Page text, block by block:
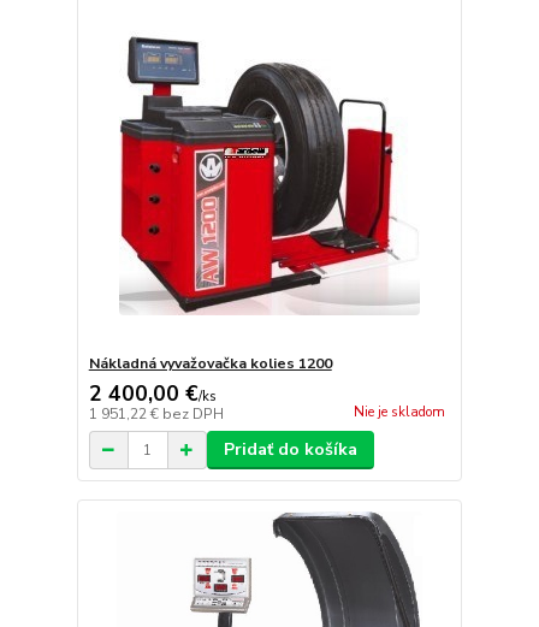
Nákladná vyvažovačka kolies 1200
2 400,00 €/ks
1 951,22 € bez DPH Nie je skladom
Pridať do košíka